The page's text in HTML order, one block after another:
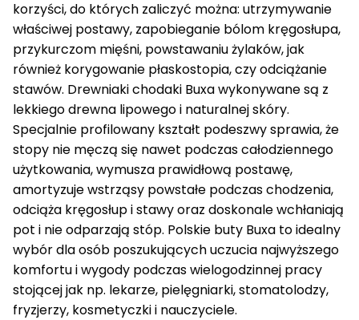
korzyści, do których zaliczyć można: utrzymywanie
właściwej postawy, zapobieganie bólom kręgosłupa,
przykurczom mięśni, powstawaniu żylaków, jak
również korygowanie płaskostopia, czy odciążanie
stawów. Drewniaki chodaki Buxa wykonywane są z
lekkiego drewna lipowego i naturalnej skóry.
Specjalnie profilowany kształt podeszwy sprawia, że
stopy nie męczą się nawet podczas całodziennego
użytkowania, wymusza prawidłową postawę,
amortyzuje wstrząsy powstałe podczas chodzenia,
odciąża kręgosłup i stawy oraz doskonale wchłaniają
pot i nie odparzają stóp. Polskie buty Buxa to idealny
wybór dla osób poszukujących uczucia najwyższego
komfortu i wygody podczas wielogodzinnej pracy
stojącej jak np. lekarze, pielęgniarki, stomatolodzy,
fryzjerzy, kosmetyczki i nauczyciele.